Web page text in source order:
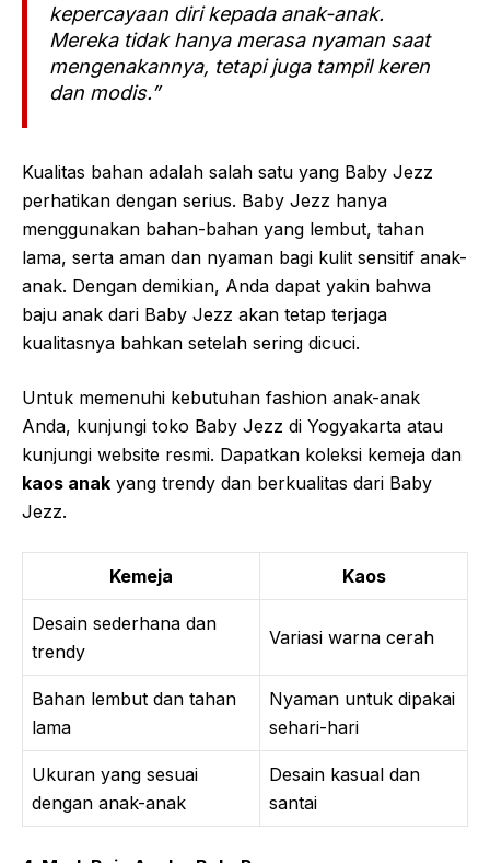
kepercayaan diri kepada anak-anak.
Mereka tidak hanya merasa nyaman saat
mengenakannya, tetapi juga tampil keren
dan modis.”
Kualitas bahan adalah salah satu yang Baby Jezz
perhatikan dengan serius. Baby Jezz hanya
menggunakan bahan-bahan yang lembut, tahan
lama, serta aman dan nyaman bagi kulit sensitif anak-
anak. Dengan demikian, Anda dapat yakin bahwa
baju anak dari Baby Jezz akan tetap terjaga
kualitasnya bahkan setelah sering dicuci.
Untuk memenuhi kebutuhan fashion anak-anak
Anda, kunjungi toko Baby Jezz di Yogyakarta atau
kunjungi website resmi. Dapatkan koleksi kemeja dan
kaos anak yang trendy dan berkualitas dari Baby
Jezz.
Kemeja Kaos
Desain sederhana dan
trendy
Variasi warna cerah
Bahan lembut dan tahan
lama
Nyaman untuk dipakai
sehari-hari
Ukuran yang sesuai
dengan anak-anak
Desain kasual dan
santai